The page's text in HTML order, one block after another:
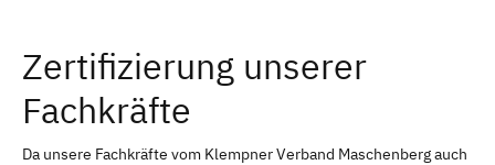
Erlangen Bamberg
Bayreuth
Zertifizierung unserer
Fachkräfte
Da unsere Fachkräfte vom Klempner Verband Maschenberg auch